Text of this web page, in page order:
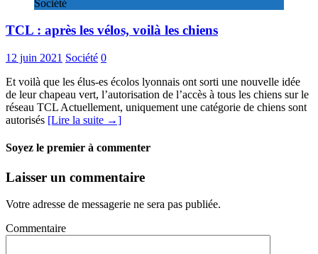
Société
TCL : après les vélos, voilà les chiens
12 juin 2021 Société 0
Et voilà que les élus-es écolos lyonnais ont sorti une nouvelle idée
de leur chapeau vert, l’autorisation de l’accès à tous les chiens sur le
réseau TCL Actuellement, uniquement une catégorie de chiens sont
autorisés [Lire la suite →]
Soyez le premier à commenter
Laisser un commentaire
Votre adresse de messagerie ne sera pas publiée.
Commentaire